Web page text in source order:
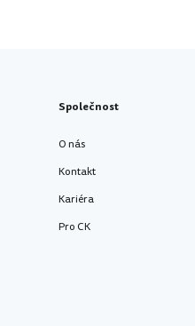
Společnost
O nás
Kontakt
Kariéra
Pro CK